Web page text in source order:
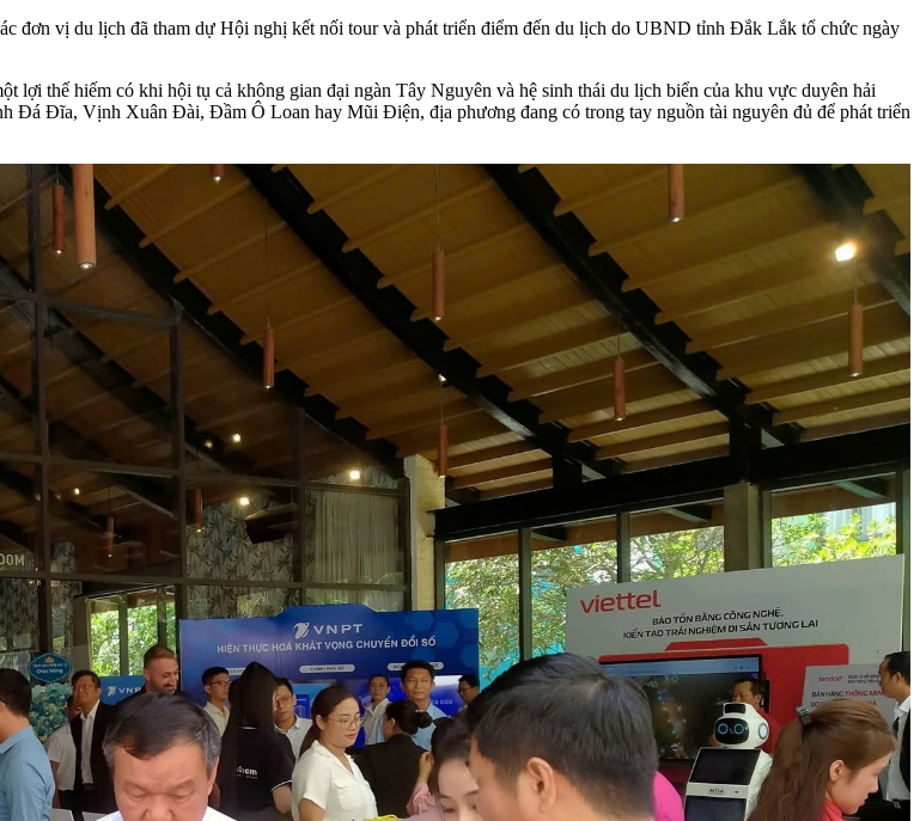
đơn vị du lịch đã tham dự Hội nghị kết nối tour và phát triển điểm đến du lịch do UBND tỉnh Đắk Lắk tổ chức ngày
lợi thế hiếm có khi hội tụ cả không gian đại ngàn Tây Nguyên và hệ sinh thái du lịch biển của khu vực duyên hải
Đĩa, Vịnh Xuân Đài, Đầm Ô Loan hay Mũi Điện, địa phương đang có trong tay nguồn tài nguyên đủ để phát triển